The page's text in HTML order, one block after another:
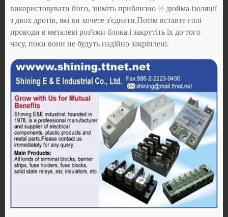
використовувати його, зніміть приблизно ½ дюйма ізоляції
з двох дротів, які ви хочете з'єднати.Потім вставте голі
проводи в металеві роз'єми блока і закрутіть їх до того
часу, поки вони не будуть надійно закріплені.